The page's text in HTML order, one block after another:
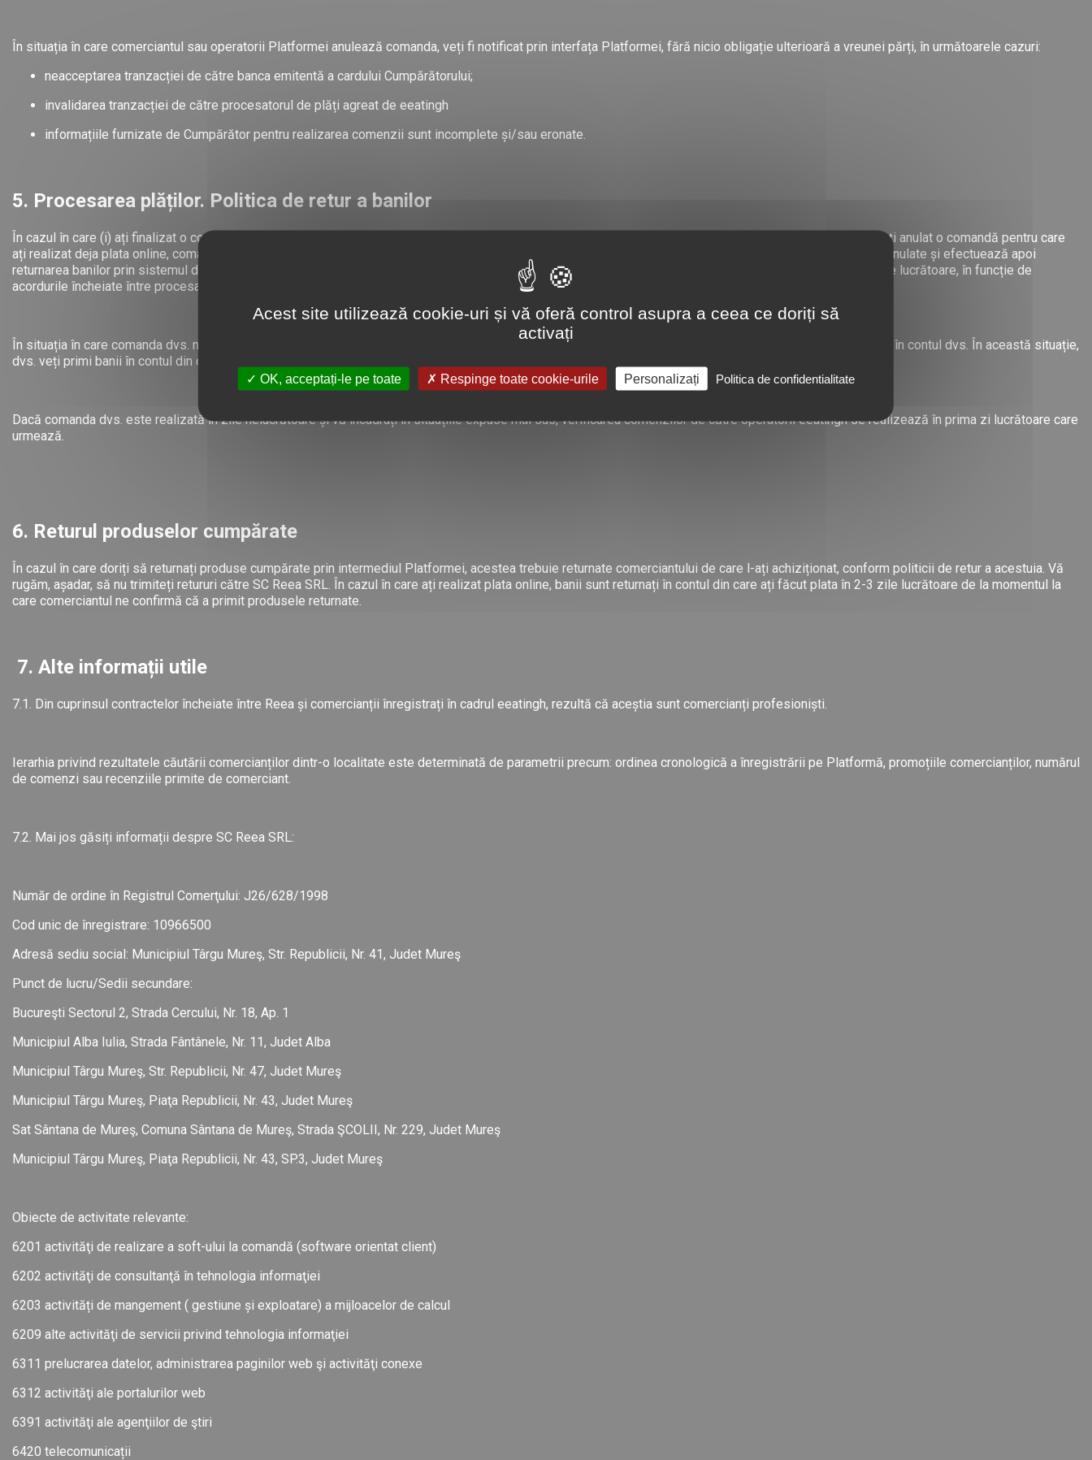
În situația în care comerciantul sau operatorii Platformei anulează comanda, veți fi notificat prin interfața Platformei, fără nicio obligație ulterioară a vreunei părți, în următoarele cazuri:
neacceptarea tranzacției de către banca emitentă a cardului Cumpărătorului;
invalidarea tranzacției de către procesatorul de plăți agreat de eeatingh
informațiile furnizate de Cumpărător pentru realizarea comenzii sunt incomplete și/sau eronate.
5. Procesarea plăților. Politica de retur a banilor
În cazul în care (i) ați finalizat o comandă și ați realizat plata online cu cardul bancar, însă comerciantul nu are capacitatea de a prelua comanda dvs. sau (ii) ați anulat o comandă pentru care
ați realizat deja plata online, comanda dvs. intră în stare de rambursare. Operatorii Platformei verifică la finalul fiecărei zile lucrătoare câte comenzi au fost anulate și efectuează apoi
returnarea banilor prin sistemul de plăti online al procesatorului. În aceste situații, dvs. veți primi banii în contul din care ați realizat plata în decurs de 2-3 zile lucrătoare, în funcție de
acordurile încheiate între procesatorul de plată și banca dvs.
În situația în care comanda dvs. nu a fost înregistrată, ca urmare a unei erori de funcționare a Platformei, operatorii eeatingh returnează la sfârșitul zilei banii în contul dvs. În această situație,
dvs. veți primi banii în contul din care ați realizat plata în decurs de 2-3 zile lucrătoare.
Dacă comanda dvs. este realizată în zile nelucrătoare și vă încadrați în situațiile expuse mai sus, verificarea comenzilor de către operatorii eeatingh se realizează în prima zi lucrătoare care
urmează.
6. Returul produselor cumpărate
În cazul în care doriți să returnați produse cumpărate prin intermediul Platformei, acestea trebuie returnate comerciantului de care l-ați achiziționat, conform politicii de retur a acestuia. Vă
rugăm, așadar, să nu trimiteți retururi către SC Reea SRL. În cazul în care ați realizat plata online, banii sunt returnați în contul din care ați făcut plata în 2-3 zile lucrătoare de la momentul la
care comerciantul ne confirmă că a primit produsele returnate.
7. Alte informații utile
7.1. Din cuprinsul contractelor încheiate între Reea și comercianții înregistrați în cadrul eeatingh, rezultă că aceștia sunt comercianți profesioniști.
Ierarhia privind rezultatele căutării comercianților dintr-o localitate este determinată de parametrii precum: ordinea cronologică a înregistrării pe Platformă, promoțiile comercianților, numărul
de comenzi sau recenziile primite de comerciant.
7.2. Mai jos găsiți informații despre SC Reea SRL:
Număr de ordine în Registrul Comerţului: J26/628/1998
Cod unic de înregistrare: 10966500
Adresă sediu social: Municipiul Târgu Mureş, Str. Republicii, Nr. 41, Judet Mureş
Punct de lucru/Sedii secundare:
Bucureşti Sectorul 2, Strada Cercului, Nr. 18, Ap. 1
Municipiul Alba Iulia, Strada Fântânele, Nr. 11, Judet Alba
Municipiul Târgu Mureş, Str. Republicii, Nr. 47, Judet Mureş
Municipiul Târgu Mureş, Piaţa Republicii, Nr. 43, Judet Mureş
Sat Sântana de Mureş, Comuna Sântana de Mureş, Strada ŞCOLII, Nr. 229, Judet Mureş
Municipiul Târgu Mureş, Piaţa Republicii, Nr. 43, SP.3, Judet Mureş
Obiecte de activitate relevante:
6201 activităţi de realizare a soft-ului la comandă (software orientat client)
6202 activităţi de consultanţă în tehnologia informaţiei
6203 activități de mangement ( gestiune și exploatare) a mijloacelor de calcul
6209 alte activităţi de servicii privind tehnologia informaţiei
6311 prelucrarea datelor, administrarea paginilor web şi activităţi conexe
6312 activităţi ale portalurilor web
6391 activităţi ale agenţiilor de ştiri
6420 telecomunicații
Acest site utilizează cookie-uri și vă oferă control asupra a ceea ce doriți să
activați
OK, acceptați-le pe toate Respinge toate cookie-urile Personalizați Politica de confidentialitate